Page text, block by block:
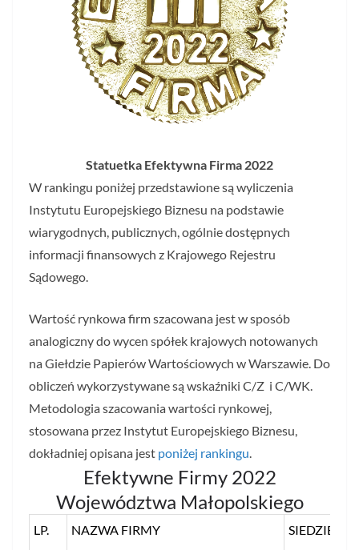
Statuetka Efektywna Firma 2022
W rankingu poniżej przedstawione są wyliczenia
Instytutu Europejskiego Biznesu na podstawie
wiarygodnych, publicznych, ogólnie dostępnych
informacji finansowych z Krajowego Rejestru
Sądowego.
Wartość rynkowa firm szacowana jest w sposób
analogiczny do wycen spółek krajowych notowanych
na Giełdzie Papierów Wartościowych w Warszawie. Do
obliczeń wykorzystywane są wskaźniki C/Z i C/WK.
Metodologia szacowania wartości rynkowej,
stosowana przez Instytut Europejskiego Biznesu,
dokładniej opisana jest poniżej rankingu.
Efektywne Firmy 2022
Województwa Małopolskiego
LP. NAZWA FIRMY SIEDZIBA